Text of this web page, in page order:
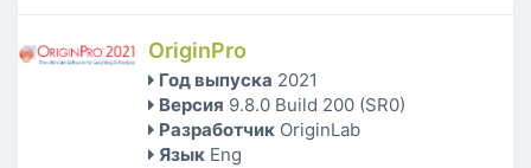
OriginPro
Год выпуска 2021
Версия 9.8.0 Build 200 (SR0)
Разработчик OriginLab
Язык Eng